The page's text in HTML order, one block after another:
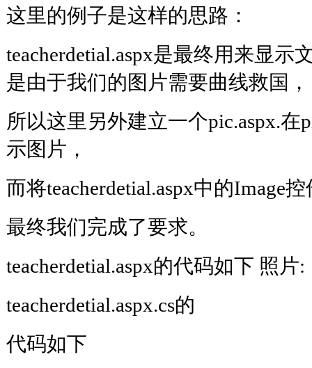
这里的例子是这样的思路：
teacherdetial.aspx是最终用来显示
是由于我们的图片需要曲线救国，
所以这里另外建立一个pic.aspx.在
示图片，
而将teacherdetial.aspx中的Image
最终我们完成了要求。
teacherdetial.aspx的代码如下 照片:
teacherdetial.aspx.cs的
代码如下